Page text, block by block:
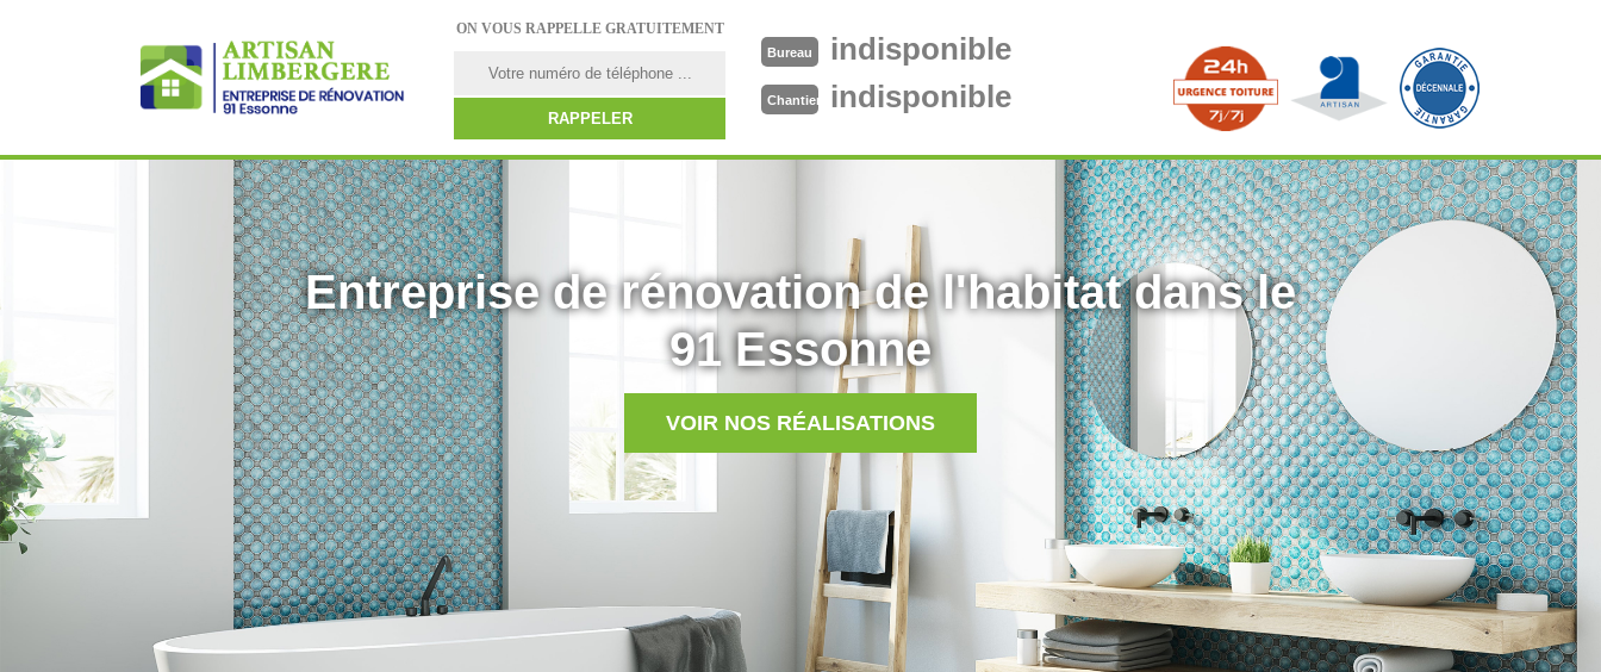
ON VOUS RAPPELLE GRATUITEMENT
Bureau indisponible
Chantier indisponible
Entreprise de rénovation de l'habitat dans le
91 Essonne
VOIR NOS RÉALISATIONS